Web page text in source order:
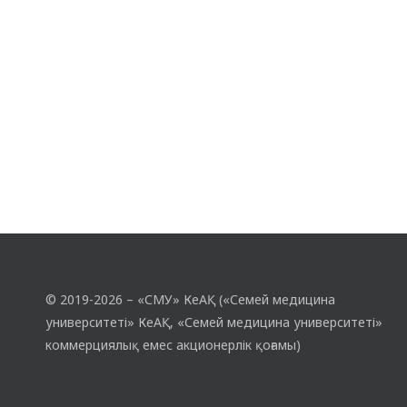
© 2019-2026 – «СМУ» КеАҚ («Семей медицина
университеті» КеАҚ, «Семей медицина университеті»
коммерциялық емес акционерлік қоғамы)